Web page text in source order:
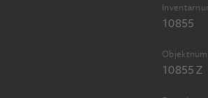
10855
10855 Z